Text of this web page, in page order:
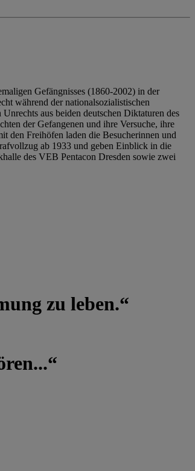
Gefängnisses (1860-2002) in der
während der nationalsozialistischen
aus beiden deutschen Diktaturen des
der Gefangenen und ihre Versuche, ihre
den Freihöfen laden die Besucherinnen und
ab 1933 und geben Einblick in die
des VEB Pentacon Dresden sowie zwei
zu leben.“